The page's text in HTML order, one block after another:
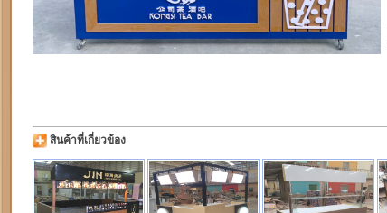
สินค้าที่เกี่ยวข้อง